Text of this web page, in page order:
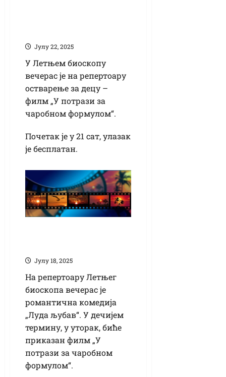
Јулy 22, 2025
У Летњем биоскопу
вечерас је на репертоару
остварење за децу –
филм „У потрази за
чаробном формулом“.
Почетак је у 21 сат, улазак
је бесплатан.
Јулy 18, 2025
На репертоару Летњег
биоскопа вечерас је
романтична комедија
„Луда љубав“. У дечијем
термину, у уторак, биће
приказан филм „У
потрази за чаробном
формулом“.